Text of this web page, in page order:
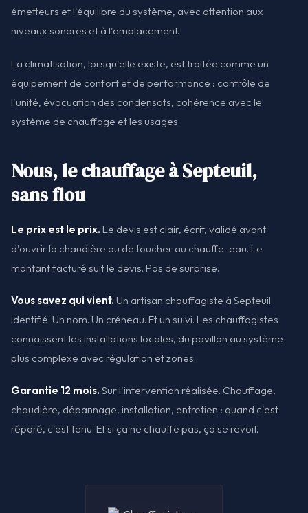
émetteurs et l'équilibre du système, avec attention aux
niveaux sonores et à l'emplacement.
La climatisation, lorsqu'elle existe, est traitée comme un
équipement de confort et de performance : contrôle de
l'unité, évacuation des condensats, cohérence avec le
système de chauffage et les usages.
Nous, le chauffage à Septeuil,
sans flou
Le prix est le prix. Le devis est clair, écrit, validé avant
d'ouvrir la chaudière ou de toucher au chauffe-eau. Le
montant facturé suit le devis. Pas de surprise.
Vous savez qui vient. Un artisan chauffagiste à Septeuil
identifié. Un nom. Un créneau. Et un suivi. Les chauffagistes
connaissent les installations locales, du pavillon au système
plus complexe avec régulation et zones.
Garantie 12 mois. Sur l'intervention réalisée. Chauffage,
chaudière, dépannage, installation, entretien : quand c'est
réparé, c'est tenu. Et si ça ne chauffe pas, ça se revoit.